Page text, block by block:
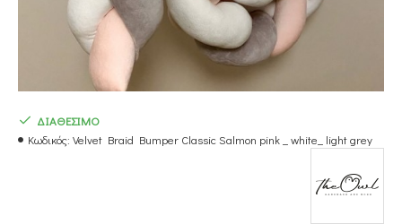
ΔΙΑΘΕΣΙΜΟ
Κωδικός: Velvet Braid Bumper Classic Salmon pink _ white_ light grey